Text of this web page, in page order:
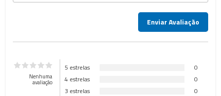
Nenhuma
avaliação
5 estrelas
0
4 estrelas
0
3 estrelas
0